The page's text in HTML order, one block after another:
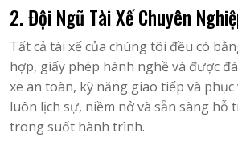
2. Đội Ngũ Tài Xế Chuyên
Tất cả tài xế của chúng tôi đều có
hợp, giấy phép hành nghề và được
xe an toàn, kỹ năng giao tiếp và phục
luôn lịch sự, niềm nở và sẵn sàng hỗ
trong suốt hành trình.